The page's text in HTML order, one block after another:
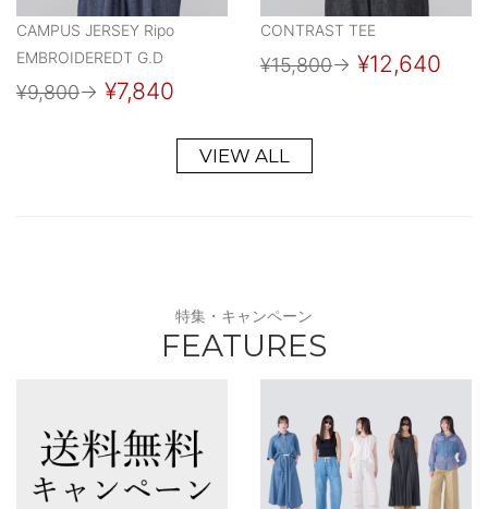
CAMPUS JERSEY Ripo
EMBROIDEREDT G.D
¥9,800→ ¥7,840
CONTRAST TEE
¥15,800→ ¥12,640
VIEW ALL
特集・キャンペーン
FEATURES